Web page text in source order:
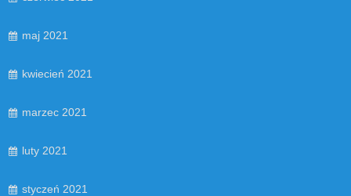
maj 2021
kwiecień 2021
marzec 2021
luty 2021
styczeń 2021